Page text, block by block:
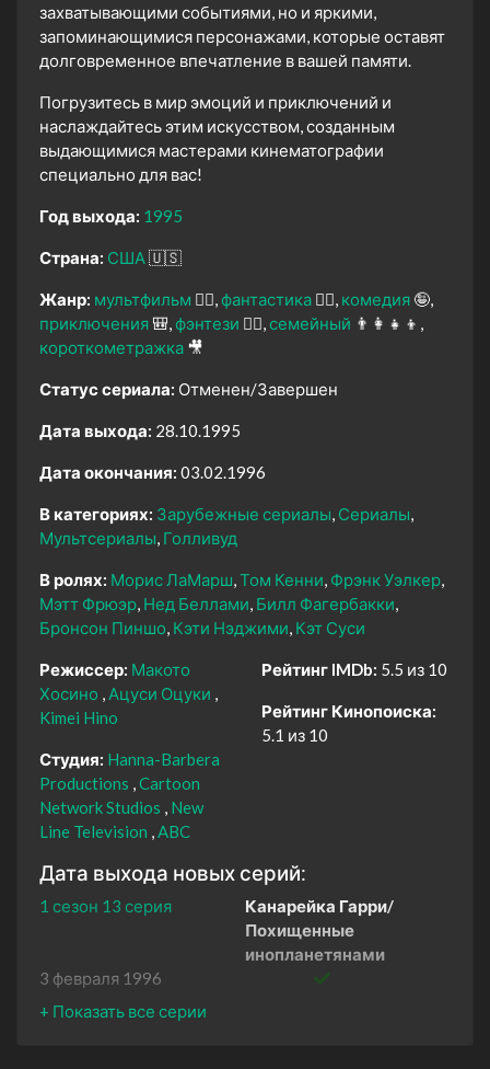
захватывающими событиями, но и яркими,
запоминающимися персонажами, которые оставят
долговременное впечатление в вашей памяти.
Погрузитесь в мир эмоций и приключений и
наслаждайтесь этим искусством, созданным
выдающимися мастерами кинематографии
специально для вас!
Год выхода: 1995
Страна: США🇺🇸
Жанр: мультфильм 🧚‍♀️ фантастика 🧙‍♀️ комедия 🤪
приключения 🎒 фэнтези 🧝‍♂️ семейный 👨‍👩‍👧‍👦
короткометражка 🎥
Статус сериала: Отменен/Завершен
Дата выхода: 28.10.1995
Дата окончания: 03.02.1996
В категориях: Зарубежные сериалы Сериалы
Мультсериалы Голливуд
В ролях: Морис ЛаМарш Том Кенни Фрэнк Уэлкер
Мэтт Фрюэр Нед Беллами Билл Фагербакки
Бронсон Пиншо Кэти Нэджими Кэт Суси
Режиссер: Макото
Хосино
Ацуси Оцуки
Kimei Hino
Студия: Hanna-Barbera
Productions Cartoon
Network Studios
New
Line Television ABC
Рейтинг IMDb: 5.5 из 10
Рейтинг Кинопоиска:
5.1 из 10
Дата выхода новых серий:
1 сезон 13 серия
Канарейка Гарри/
Похищенные
инопланетянами
3 февраля 1996
1 сезон 12 серия